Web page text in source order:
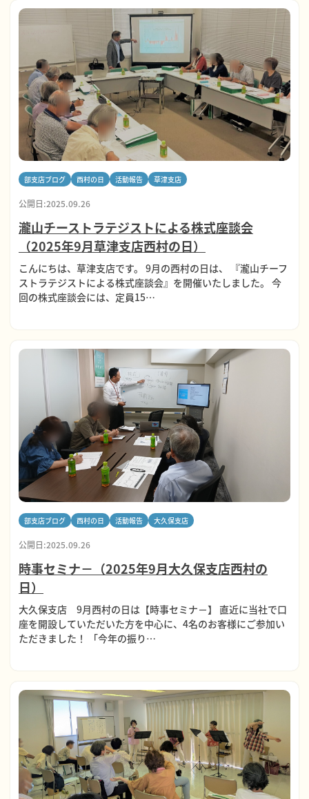
部支店ブログ 西村の日 活動報告 草津支店
公開日:2025.09.26
瀧山チーストラテジストによる株式座談会
（2025年9月草津支店西村の日）
こんにちは、草津支店です。 9月の西村の日は、 『瀧山チーフ
ストラテジストによる株式座談会』を開催いたしました。 今
回の株式座談会には、定員15…
部支店ブログ 西村の日 活動報告 大久保支店
公開日:2025.09.26
時事セミナ－（2025年9月大久保支店西村の
日）
大久保支店 9月西村の日は【時事セミナ－】 直近に当社で口
座を開設していただいた方を中心に、4名のお客様にご参加い
ただきました！ 「今年の振り…